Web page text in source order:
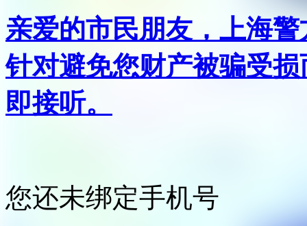
亲爱的市民朋友，上海
针对避免您财产被骗受
即接听。
您还未绑定手机号